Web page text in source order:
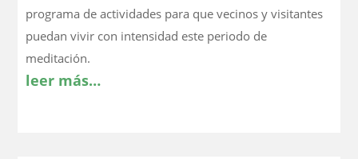
programa de actividades para que vecinos y visitantes
puedan vivir con intensidad este periodo de
meditación.
leer más…